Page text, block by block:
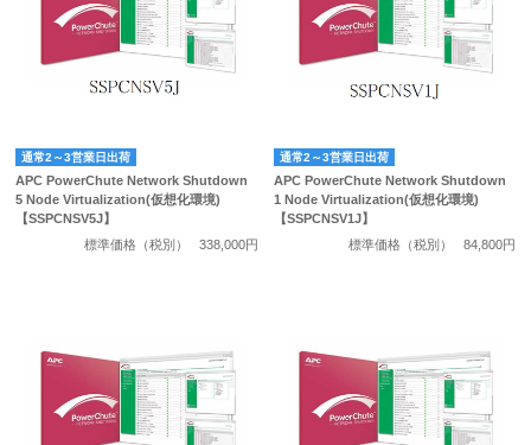
通常2～3営業日出荷
APC PowerChute Network Shutdown
5 Node Virtualization(仮想化環境)
【SSPCNSV5J】
標準価格（税別）
338,000円
通常2～3営業日出荷
APC PowerChute Network Shutdown
1 Node Virtualization(仮想化環境)
【SSPCNSV1J】
標準価格（税別）
84,800円